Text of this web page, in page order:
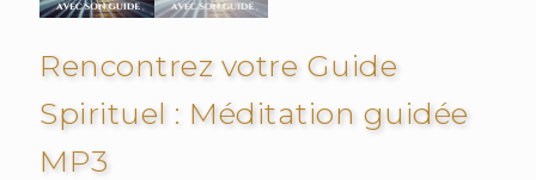
Rencontrez votre Guide
Spirituel : Méditation guidée
MP3